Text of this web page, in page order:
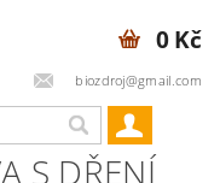
biozdroj@gmail.com
0 Kč
S DŘENÍ